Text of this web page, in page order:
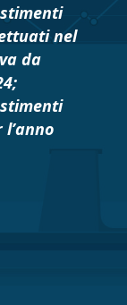
nel
da